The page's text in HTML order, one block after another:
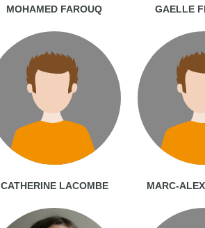
MOHAMED FAROUQ GAELLE
CATHERINE LACOMBE MARC-